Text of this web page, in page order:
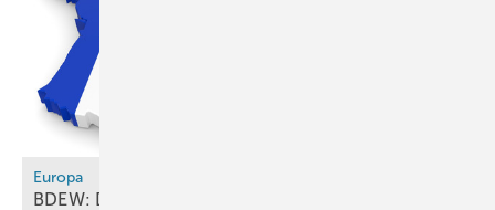
Europa
BDEW: Deutsch-französisches Ministertreffen